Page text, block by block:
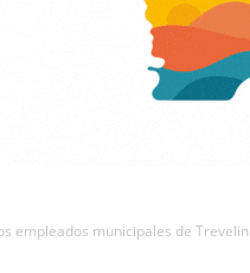
empleados municipales de Trevelin